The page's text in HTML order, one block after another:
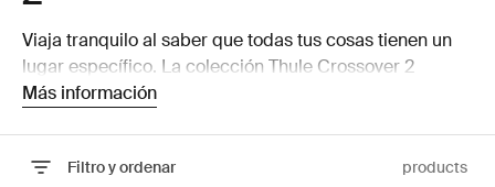
Viaja tranquilo al saber que todas tus cosas tienen un
lugar específico. La colección Thule Crossover 2
presenta bolsillos y puntos de entrada ubicados
Más información
Filtro y ordenar products